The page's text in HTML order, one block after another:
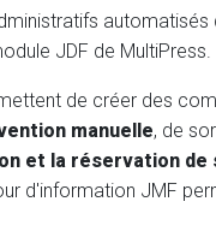
JDF de MultiPress.
de créer des
manuelle, de
et la réservation
d'information JMF